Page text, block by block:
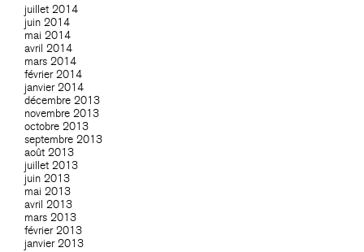
juillet 2014
juin 2014
mai 2014
avril 2014
mars 2014
février 2014
janvier 2014
décembre 2013
novembre 2013
octobre 2013
septembre 2013
août 2013
juillet 2013
juin 2013
mai 2013
avril 2013
mars 2013
février 2013
janvier 2013